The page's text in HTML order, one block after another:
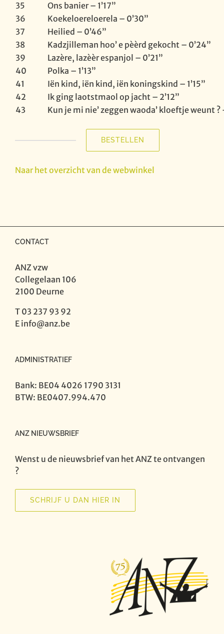
35
Ons banier – 1’17”
36
Koekeloereloerela – 0’30”
37
Heilied – 0’46”
38
Kadzjilleman hoo’ e pèèrd gekocht – 0’24”
39
Lazère, lazèèr espanjol – 0’21”
40
Polka – 1’13”
41
Iën kind, iën kind, iën koningskind – 1’15”
42
Ik ging laotstmaol op jacht – 2’12”
43
Kun je mi nie’ zeggen waoda’ kloeftje weunt ?
laatstmaal
muziek
uit
aantal
BESTELLEN
Naar het overzicht van de webwinkel
CONTACT
ANZ vzw
Collegelaan 106
2100 Deurne
T 03 237 93 92
E info@anz.be
ADMINISTRATIEF
Bank: BE04 4026 1790 3131
BTW: BE0407.994.470
ANZ NIEUWSBRIEF
Wenst u de nieuwsbrief van het ANZ te ontvangen
?
SCHRIJF U DAN HIER IN